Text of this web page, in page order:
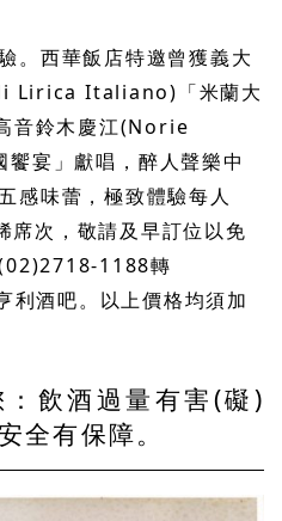
。西華飯店特邀曾獲義大
Lirica Italiano) 「米蘭大
音鈴木慶江(Norie
饗宴」獻唱，醉人聲樂中
感味蕾，極致體驗每人
席次，敬請及早訂位以免
1188轉
利酒吧。以上價格均須加
飲酒過量有害(礙)
全有保障。